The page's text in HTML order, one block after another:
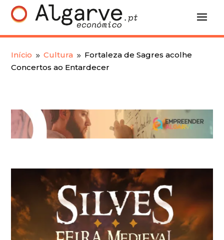
Início 9 Cultura 9 Fortaleza de Sagres acolhe
Concertos ao Entardecer